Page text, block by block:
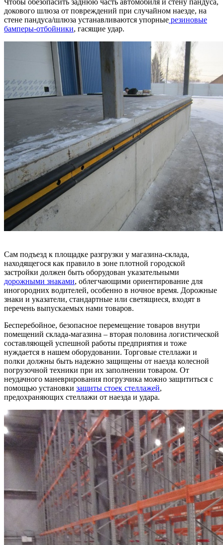
докового шлюза от повреждений при случайном наезде, на
стене пандуса/шлюза устанавливаются упорные резиновые
бамперы-отбойники, гасящие удар.
Сам подъезд к площадке разгрузки у магазина-склада,
находящегося как правило в зоне плотной городской
застройки должен быть оборудован указательными
дорожными знаками, облегчающими ориентирование для
иногородних водителей, особенно в ночное время. Дорожные
знаки и указатели, стандартные или светящиеся, входят в
перечень выпускаемых нами товаров.
Бесперебойное, безопасное перемещение товаров внутри
помещений склада-магазина – вторая половина логистической
составляющей успешной работы предприятия и тоже
нуждается в нашем оборудовании. Торговые стеллажи и
полки должны быть надежно защищены от наезда колесной
погрузочной техники при их заполнении товаром. От
неудачного маневрирования погрузчика можно защититься с
помощью установки защиты стоек стеллажей,
предохраняющих стеллажи от наезда и удара.